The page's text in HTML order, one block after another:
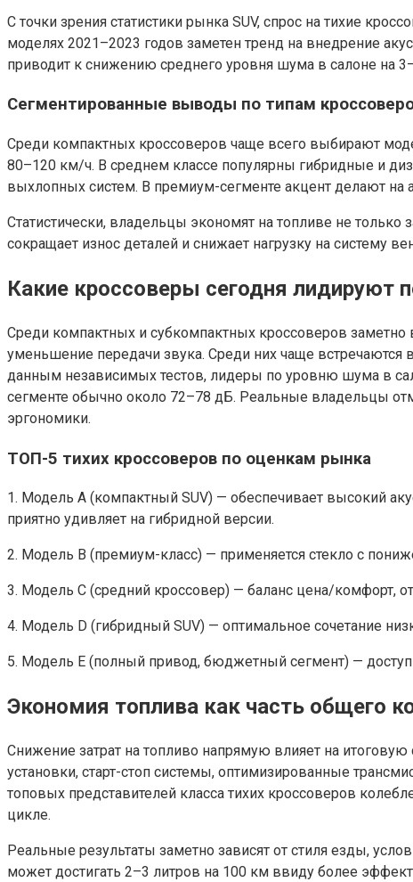
С точки зрения статистики рынка SUV, спрос на тихие
моделях 2021–2023 годов заметен тренд на внедрение
приводит к снижению среднего уровня шума в салоне на
Сегментированные выводы по типам
Среди компактных кроссоверов чаще всего выбирают
80–120 км/ч. В среднем классе популярны гибридные и
выхлопных систем. В премиум-сегменте акцент делают на
Статистически, владельцы экономят на топливе не только
сокращает износ деталей и снижает нагрузку на систему
Какие кроссоверы сегодня лидируют
Среди компактных и субкомпактных кроссоверов
уменьшение передачи звука. Среди них чаще
данным независимых тестов, лидеры по уровню шума в
сегменте обычно около 72–78 дБ. Реальные владельцы
эргономики.
ТОП-5 тихих кроссоверов по оценкам рынка
1. Модель А (компактный SUV) — обеспечивает высокий
приятно удивляет на гибридной версии.
2. Модель B (премиум-класс) — применяется стекло с
3. Модель C (средний кроссовер) — баланс цена/комфорт,
4. Модель D (гибридный SUV) — оптимальное сочетание
5. Модель E (полный привод, бюджетный сегмент) —
Экономия топлива как часть общего
Снижение затрат на топливо напрямую влияет на
установки, старт-стоп системы, оптимизированные
топовых представителей класса тихих кроссоверов
цикле.
Реальные результаты заметно зависят от стиля езды,
может достигать 2–3 литров на 100 км ввиду более